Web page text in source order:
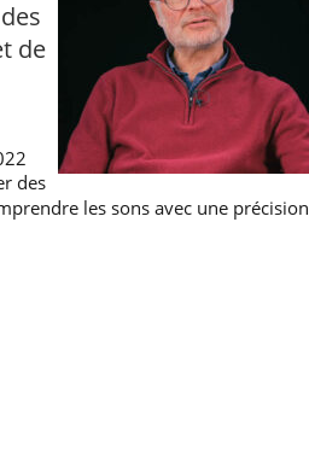
de
des
les sons avec une précision